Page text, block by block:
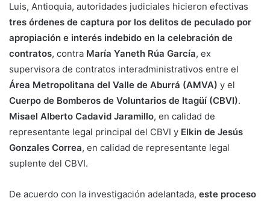
Luis, Antioquia, autoridades judiciales hicieron efectivas
tres órdenes de captura por los delitos de peculado por
apropiación e interés indebido en la celebración de
contratos, contra María Yaneth Rúa García, ex
supervisora de contratos interadministrativos entre el
Área Metropolitana del Valle de Aburrá (AMVA) y el
Cuerpo de Bomberos de Voluntarios de Itagüí (CBVI).
Misael Alberto Cadavid Jaramillo, en calidad de
representante legal principal del CBVI y Elkin de Jesús
Gonzales Correa, en calidad de representante legal
suplente del CBVI.
De acuerdo con la investigación adelantada, este proceso